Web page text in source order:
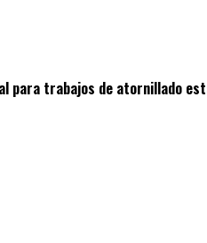
para trabajos de atornillado